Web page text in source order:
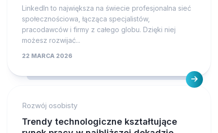
LinkedIn to największa na świecie profesjonalna sieć
społecznościowa, łącząca specjalistów,
pracodawców i firmy z całego globu. Dzięki niej
możesz rozwijać...
22 MARCA 2026
Rozwój osobisty
Trendy technologiczne kształtujące